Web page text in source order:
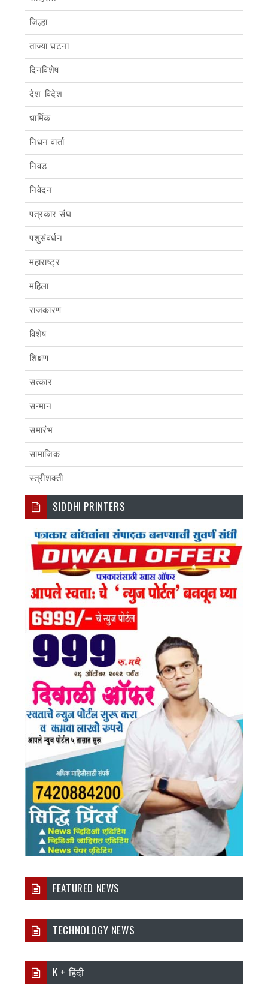
जिल्हा
ताज्या घटना
दिनविशेष
देश-विदेश
धार्मिक
निधन वार्ता
निवड
निवेदन
पत्रकार संघ
पशुसंवर्धन
महाराष्ट्र
महिला
राजकारण
विशेष
शिक्षण
सत्कार
सन्मान
समारंभ
सामाजिक
स्त्रीशक्ती
SIDDHI PRINTERS
FEATURED NEWS
TECHNOLOGY NEWS
K + हिंदी